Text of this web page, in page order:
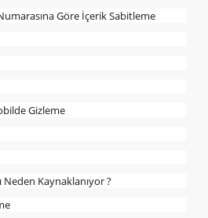
Göre İçerik Sabitleme
Gizleme
Kaynaklanıyor ?